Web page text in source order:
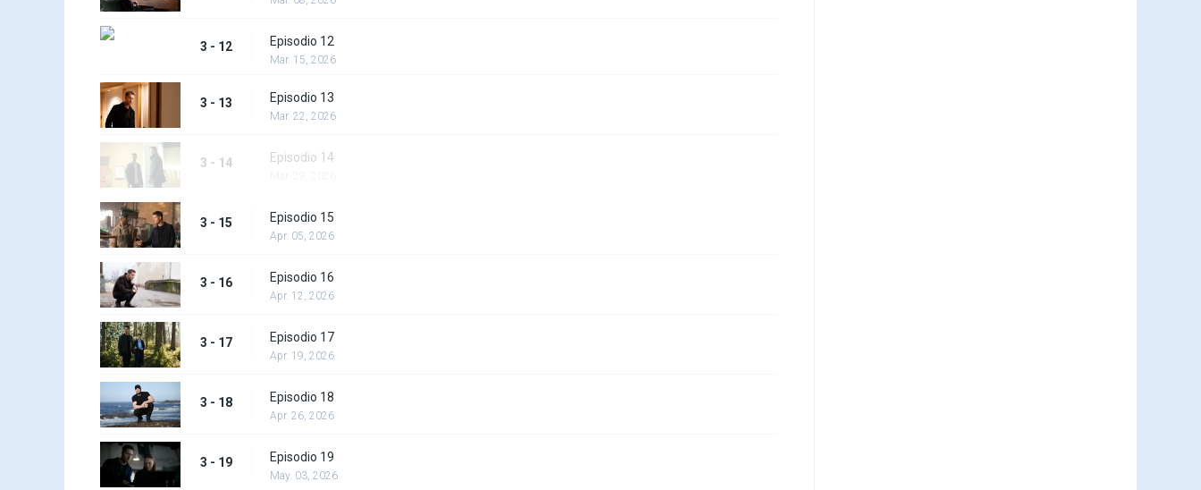
3 - 12 Episodio 12
Mar. 15, 2026
3 - 13 Episodio 13
Mar. 22, 2026
3 - 14 Episodio 14
3 - 15 Episodio 15
Apr. 05, 2026
3 - 16 Episodio 16
Apr. 12, 2026
3 - 17 Episodio 17
Apr. 19, 2026
3 - 18 Episodio 18
Apr. 26, 2026
3 - 19 Episodio 19
May. 03, 2026